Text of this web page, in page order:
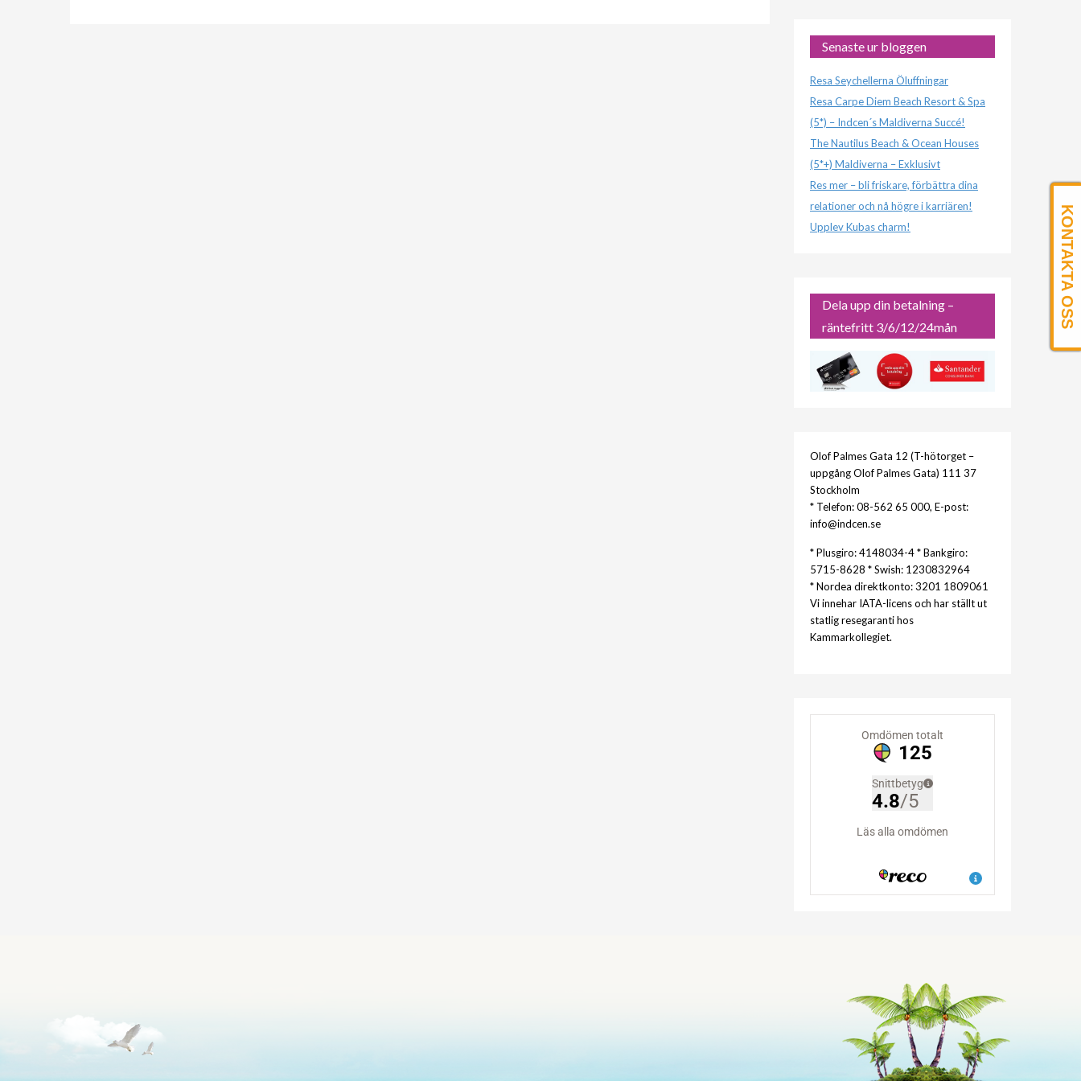
Senaste ur bloggen
Resa Seychellerna Öluffningar
Resa Carpe Diem Beach Resort & Spa
(5*) – Indcen´s Maldiverna Succé!
The Nautilus Beach & Ocean Houses
(5*+) Maldiverna – Exklusivt
Res mer – bli friskare, förbättra dina
relationer och nå högre i karriären!
Upplev Kubas charm!
Dela upp din betalning –
räntefritt 3/6/12/24mån
Olof Palmes Gata 12 (T-hötorget –
uppgång Olof Palmes Gata) 111 37
Stockholm
* Telefon: 08-562 65 000, E-post:
info@indcen.se
* Plusgiro: 4148034-4 * Bankgiro:
5715-8628 * Swish: 1230832964
* Nordea direktkonto: 3201 1809061
Vi innehar IATA-licens och har ställt ut
statlig resegaranti hos
Kammarkollegiet.
KONTAKTA OSS